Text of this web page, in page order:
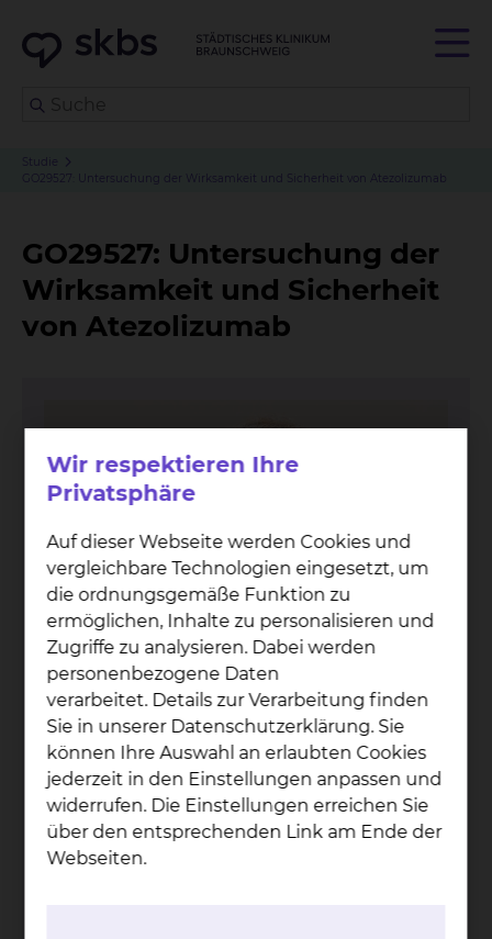
Studie
GO29527: Untersuchung der Wirksamkeit und Sicherheit von Atezolizumab
GO29527: Untersuchung der
Wirksamkeit und Sicherheit
von Atezolizumab
Dr. Mi­ri­am Ahl­born
Wir respektieren Ihre
Privatsphäre
Auf dieser Webseite werden Cookies und
vergleichbare Technologien eingesetzt, um
die ordnungsgemäße Funktion zu
ermöglichen, Inhalte zu personalisieren und
Zugriffe zu analysieren. Dabei werden
personenbezogene Daten
verarbeitet. Details zur Verarbeitung finden
Sie in unserer Datenschutzerklärung. Sie
können Ihre Auswahl an erlaubten Cookies
jederzeit in den Einstellungen anpassen und
widerrufen. Die Einstellungen erreichen Sie
über den entsprechenden Link am Ende der
Webseiten.